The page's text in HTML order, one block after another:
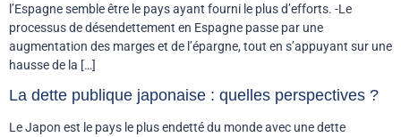
l’Espagne semble être le pays ayant fourni le plus d’efforts. -Le
processus de désendettement en Espagne passe par une
augmentation des marges et de l’épargne, tout en s’appuyant sur une
hausse de la […]
La dette publique japonaise : quelles perspectives ?
Le Japon est le pays le plus endetté du monde avec une dette